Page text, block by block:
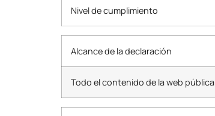
Nivel de cumplimiento
Alcance de la declaración
Todo el contenido de la web pública